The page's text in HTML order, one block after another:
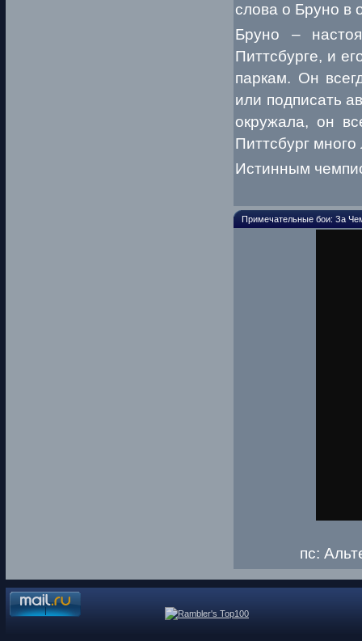
слова о Бруно в
Бруно –
Питтсбурге, и
паркам. Он
или подписать
окружала, он
Питтсбург много
Истинным
Примечательные бои: За
пс: